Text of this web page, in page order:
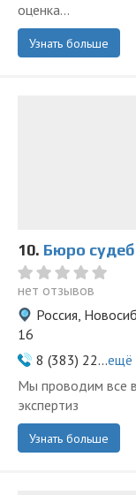
оценка...
Узнать больше
10. Бюро
нет отзывов
Россия,
16
8 (383) 22...ещё
Мы проводим все
экспертиз
Узнать больше